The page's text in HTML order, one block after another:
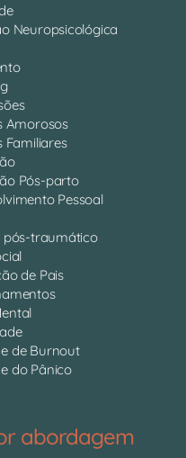
Neuropsicológica
Amorosos
Familiares
Pós-parto
Pessoal
pós-traumático
de Pais
de Burnout
do Pânico
abordagem